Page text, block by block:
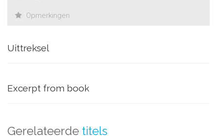
Opmerkingen
Uittreksel
Excerpt from book
Gerelateerde titels